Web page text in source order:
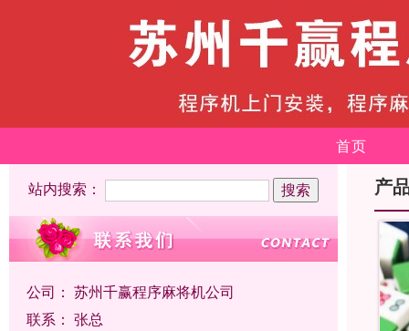
首页
站内搜索：
公司： 苏州千赢程序麻将机公司
联系： 张总
产